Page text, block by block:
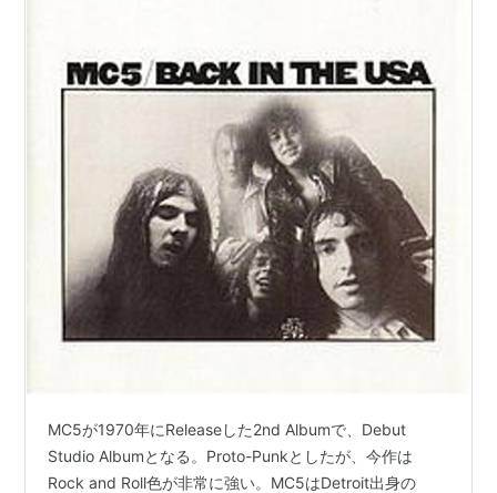
MC5が1970年にReleaseした2nd Albumで、Debut
Studio Albumとなる。Proto-Punkとしたが、今作は
Rock and Roll色が非常に強い。MC5はDetroit出身の